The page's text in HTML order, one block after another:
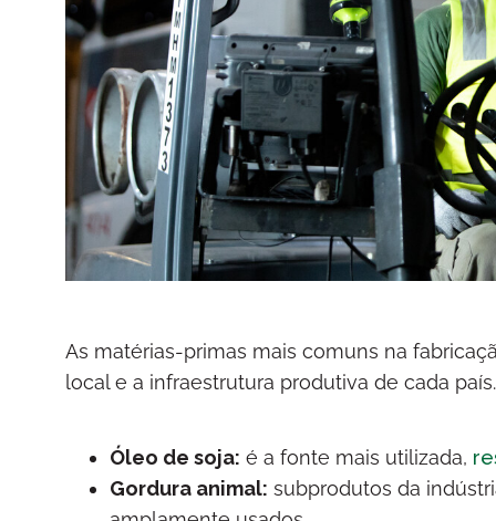
As matérias-primas mais comuns na
local e a infraestrutura produtiva de cada
Óleo de soja: é a fonte mais utilizada,
Gordura animal: subprodutos da